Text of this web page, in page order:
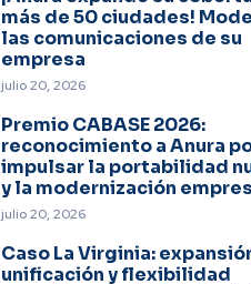
más de 50 ciudades!
las comunicaciones de su
empresa
julio 20, 2026
Premio CABASE 2026:
reconocimiento a Anura
impulsar la portabilidad
y la modernización
julio 20, 2026
Caso La Virginia:
unificación y flexibilidad